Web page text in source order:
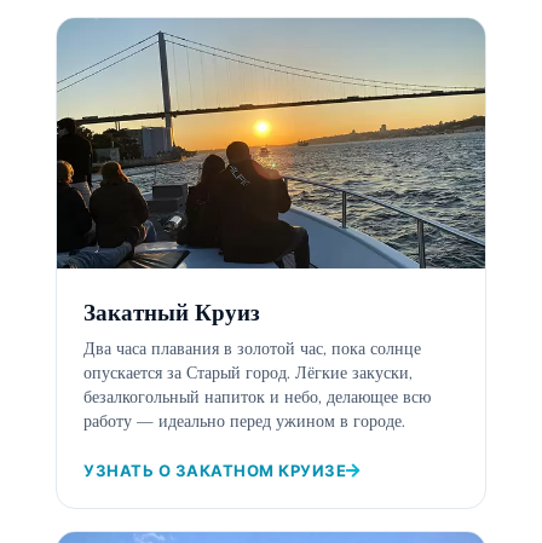
Закатный Круиз
Два часа плавания в золотой час, пока солнце
опускается за Старый город. Лёгкие закуски,
безалкогольный напиток и небо, делающее всю
работу — идеально перед ужином в городе.
УЗНАТЬ О ЗАКАТНОМ КРУИЗЕ